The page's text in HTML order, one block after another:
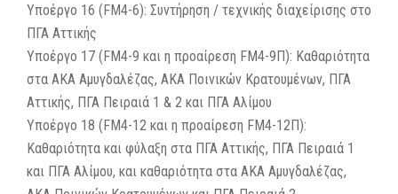
Υποέργο 16 (FM4-6): Συντήρηση / τεχνικής διαχείρισης στο
ΠΓΑ Αττικής
Υποέργο 17 (FM4-9 και η προαίρεση FM4-9Π): Καθαριότητα
στα ΑΚΑ Αμυγδαλέζας, ΑΚΑ Ποινικών Κρατουμένων, ΠΓΑ
Αττικής, ΠΓΑ Πειραιά 1 & 2 και ΠΓΑ Αλίμου
Υποέργο 18 (FM4-12 και η προαίρεση FM4-12Π):
Καθαριότητα και φύλαξη στα ΠΓΑ Αττικής, ΠΓΑ Πειραιά 1
και ΠΓΑ Αλίμου, και καθαριότητα στα ΑΚΑ Αμυγδαλέζας,